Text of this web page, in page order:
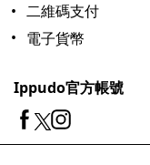
二維碼支付
電子貨幣
Ippudo官方帳號